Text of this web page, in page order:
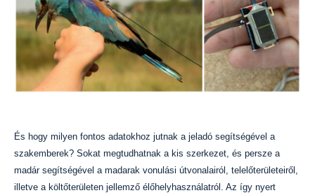
És hogy milyen fontos adatokhoz jutnak a jeladó segítségével a
szakemberek? Sokat megtudhatnak a kis szerkezet, és persze a
madár segítségével a madarak vonulási útvonalairól, telelőterületeiről,
illetve a költőterületen jellemző élőhelyhasználatról. Az így nyert